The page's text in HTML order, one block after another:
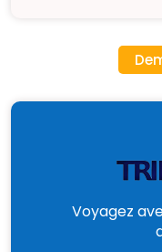
Voyagez